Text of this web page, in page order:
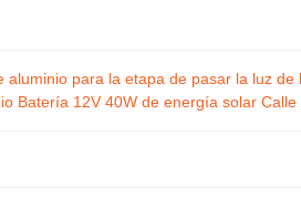
aluminio para la etapa de pasar la luz
Batería 12V 40W de energía solar Calle